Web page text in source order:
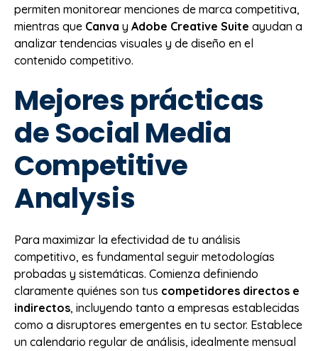
permiten monitorear menciones de marca competitiva,
mientras que Canva y Adobe Creative Suite ayudan a
analizar tendencias visuales y de diseño en el
contenido competitivo.
Mejores prácticas
de Social Media
Competitive
Analysis
Para maximizar la efectividad de tu análisis
competitivo, es fundamental seguir metodologías
probadas y sistemáticas. Comienza definiendo
claramente quiénes son tus competidores directos e
indirectos, incluyendo tanto a empresas establecidas
como a disruptores emergentes en tu sector. Establece
un calendario regular de análisis, idealmente mensual